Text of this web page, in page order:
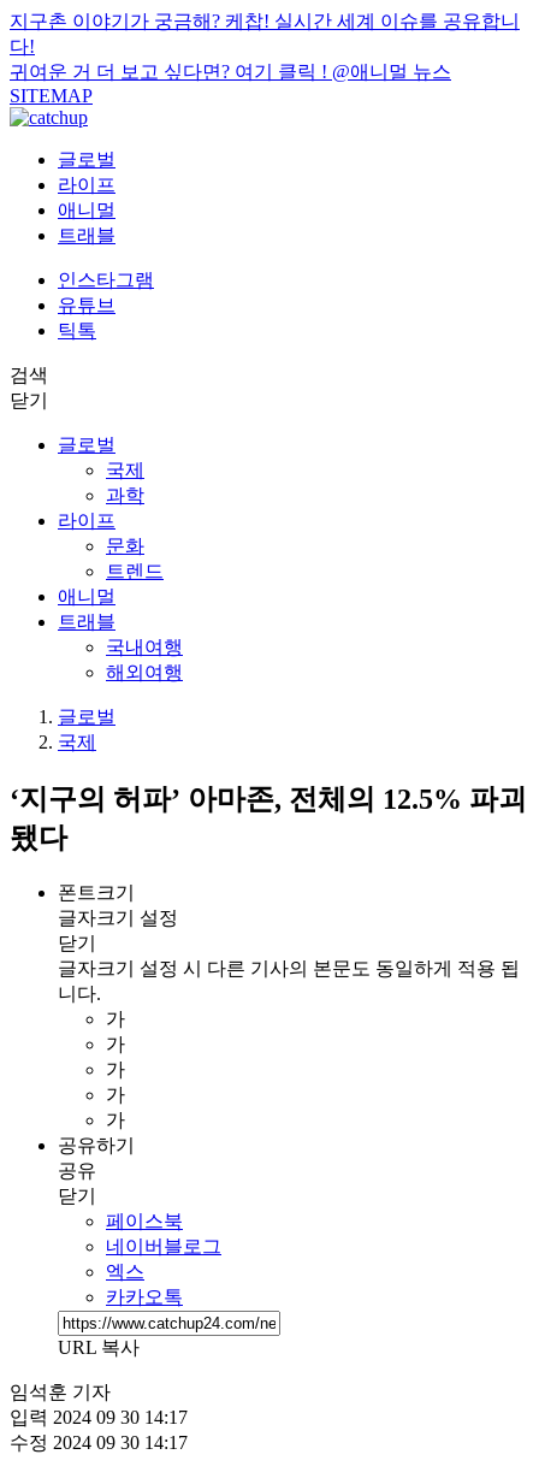
지구촌 이야기가 궁금해? 케찹! 실시간 세계 이슈를 공유합니
다!
귀여운 거 더 보고 싶다면? 여기 클릭 ! @애니멀 뉴스
SITEMAP
글로벌
라이프
애니멀
트래블
인스타그램
유튜브
틱톡
검색
닫기
글로벌
국제
과학
라이프
문화
트렌드
애니멀
트래블
국내여행
해외여행
글로벌
국제
‘지구의 허파’ 아마존, 전체의 12.5% 파괴
됐다
폰트크기
글자크기 설정
닫기
글자크기 설정 시 다른 기사의 본문도 동일하게 적용 됩
니다.
가
가
가
가
가
공유하기
공유
닫기
페이스북
네이버블로그
엑스
카카오톡
URL 복사
임석훈 기자
입력 2024 09 30 14:17
수정 2024 09 30 14:17